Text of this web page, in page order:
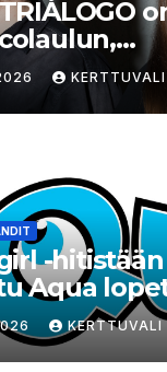
välinen
KERTTUVALI
-hitistään
Aqua
KERTTUVALI